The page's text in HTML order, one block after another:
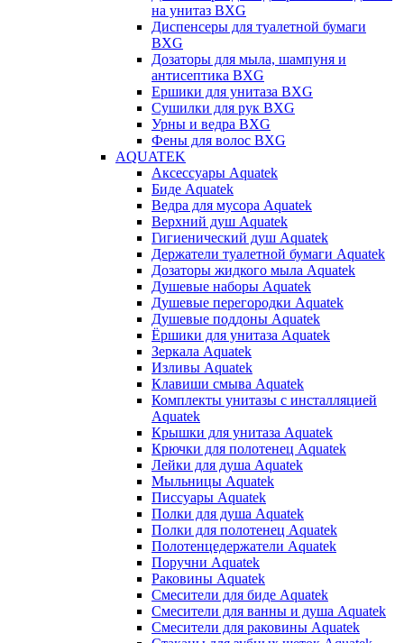
на унитаз BXG
Диспенсеры для туалетной бумаги
BXG
Дозаторы для мыла, шампуня и
антисептика BXG
Ершики для унитаза BXG
Сушилки для рук BXG
Урны и ведра BXG
Фены для волос BXG
AQUATEK
Аксессуары Aquatek
Биде Aquatek
Ведра для мусора Aquatek
Верхний душ Aquatek
Гигиенический душ Aquatek
Держатели туалетной бумаги Aquatek
Дозаторы жидкого мыла Aquatek
Душевые наборы Aquatek
Душевые перегородки Aquatek
Душевые поддоны Aquatek
Ёршики для унитаза Aquatek
Зеркала Aquatek
Изливы Aquatek
Клавиши смыва Aquatek
Комплекты унитазы с инсталляцией
Aquatek
Крышки для унитаза Aquatek
Крючки для полотенец Aquatek
Лейки для душа Aquatek
Мыльницы Aquatek
Писсуары Aquatek
Полки для душа Aquatek
Полки для полотенец Aquatek
Полотенцедержатели Aquatek
Поручни Aquatek
Раковины Aquatek
Смесители для биде Aquatek
Смесители для ванны и душа Aquatek
Смесители для раковины Aquatek